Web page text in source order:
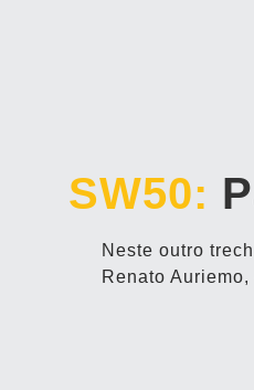
SW50:
Neste outro
Renato